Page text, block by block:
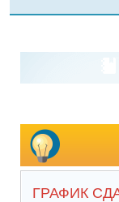
ГРАФИК